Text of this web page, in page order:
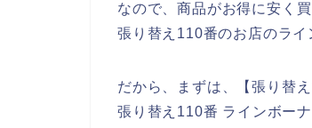
なので、商品がお得に安く
張り替え110番のお店のライ
だから、まずは、【張り替
張り替え110番 ラインボー